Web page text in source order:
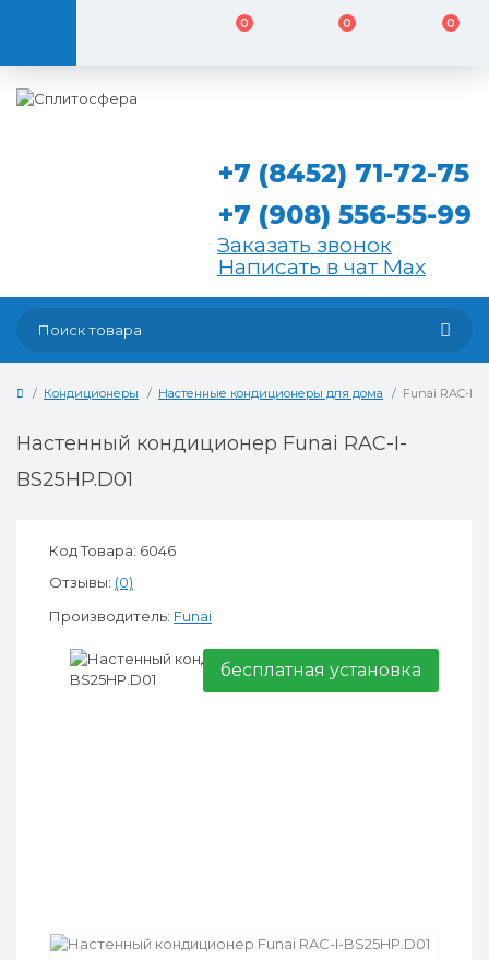
0 0 0
+7 (8452) 71-72-75
+7 (908) 556-55-99
Заказать звонок
Написать в чат Max
Кондиционеры Настенные кондиционеры для дома Funai RAC-I-
Настенный кондиционер Funai RAC-I-
BS25HP.D01
Код Товара: 6046
Отзывы: (0)
Производитель: Funai
бесплатная установка